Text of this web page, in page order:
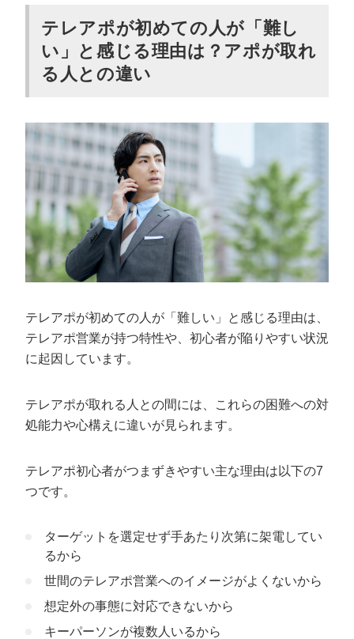
テレアポ初心者が押さえるべき基本のポイ
ント8つ
商品・サービスの特徴は端的に伝える
聞き取りやすく落ち着いたトーンで話す
ターゲットに対するメリットを明示する
適切なタイミングで架電する
「断られて当たり前」と割り切る
ターゲットに合わせてトークスクリプトを作り込む
コツと手順
1.テレアポの目的をハッキリさせる
2.フロントトークを作成する
4.クロージングトークを作成する
する
カリトルくんがおすすめ
テレアポが初めての人が「難し
い」と感じる理由は？アポが取れ
る人との違い
テレアポが初めての人が「難しい」と感じる理由は、
テレアポ営業が持つ特性や、初心者が陥りやすい状況
に起因しています。
テレアポが取れる人との間には、これらの困難への対
処能力や心構えに違いが見られます。
テレアポ初心者がつまずきやすい主な理由は以下の7
つです。
ターゲットを選定せず手あたり次第に架電してい
るから
世間のテレアポ営業へのイメージがよくないから
想定外の事態に対応できないから
キーパーソンが複数人いるから